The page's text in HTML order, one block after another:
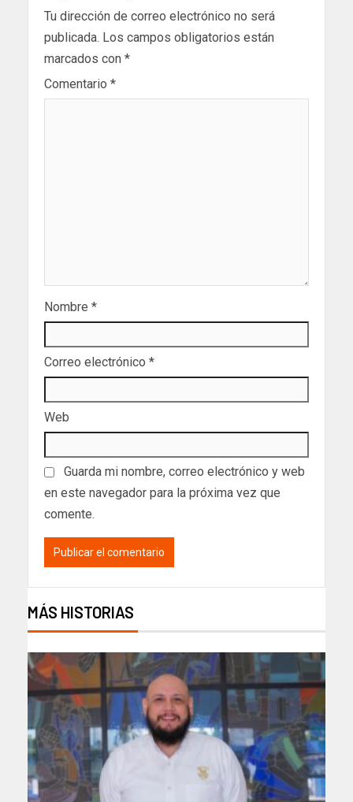
Tu dirección de correo electrónico no será
publicada. Los campos obligatorios están
marcados con *
Comentario *
Nombre *
Correo electrónico *
Web
Guarda mi nombre, correo electrónico y web
en este navegador para la próxima vez que
comente.
MÁS HISTORIAS